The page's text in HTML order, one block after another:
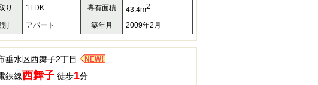
り 1LDK 専有面積 43.4m2
アパート 築年月 2009年2月
垂水区西舞子2丁目
鉄線西舞子 徒歩1分